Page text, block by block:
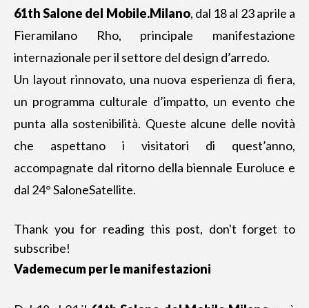
61th Salone del Mobile.Milano, dal 18 al 23 aprile a
Fieramilano Rho, principale manifestazione
internazionale per il settore del design d’arredo.
Un layout rinnovato, una nuova esperienza di fiera,
un programma culturale d’impatto, un evento che
punta alla sostenibilità. Queste alcune delle novità
che aspettano i visitatori di quest’anno,
accompagnate dal ritorno della biennale Euroluce e
dal 24° SaloneSatellite.
Thank you for reading this post, don't forget to
subscribe!
Vademecum per le manifestazioni